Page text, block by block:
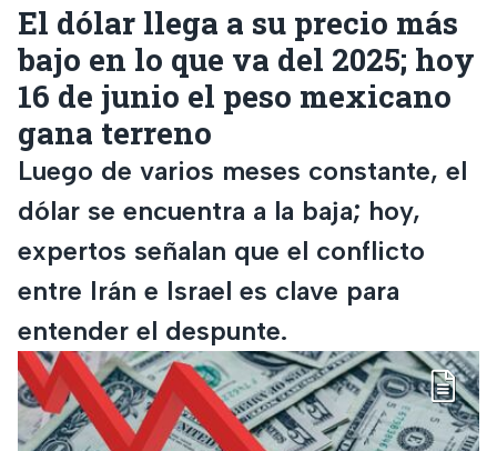
El dólar llega a su precio más
bajo en lo que va del 2025; hoy
16 de junio el peso mexicano
gana terreno
Luego de varios meses constante, el
dólar se encuentra a la baja; hoy,
expertos señalan que el conflicto
entre Irán e Israel es clave para
entender el despunte.